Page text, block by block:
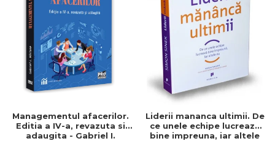
Managementul afacerilor.
Editia a IV-a, revazuta si
adaugita - Gabriel I.
Liderii mananca ultimii. De
ce unele echipe lucreaza
bine impreuna, iar altele